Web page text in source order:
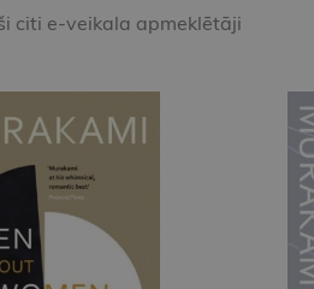
citi e-veikala apmeklētāji